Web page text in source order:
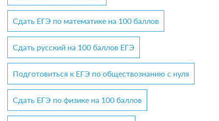
Сдать ЕГЭ по математике на 100 баллов
Сдать русский на 100 баллов ЕГЭ
Подготовиться к ЕГЭ по обществознанию с нуля
Сдать ЕГЭ по физике на 100 баллов